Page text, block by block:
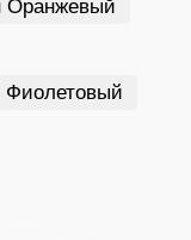
Оранжевый
Фиолетовый